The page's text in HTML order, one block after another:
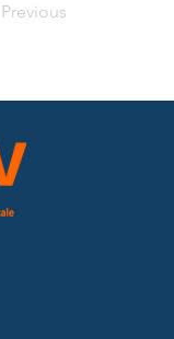
Previous